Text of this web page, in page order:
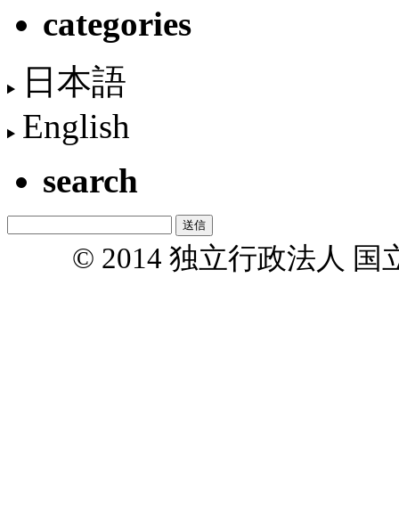
categories
日本語
English
search
© 2014 独立行政法人 国